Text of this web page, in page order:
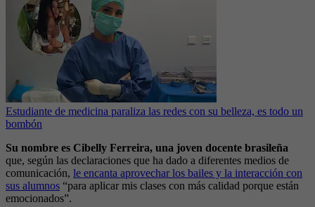
Estudiante de medicina paraliza las redes con su belleza, es todo un
bombón
Su nombre es Cibelly Ferreira, una joven docente brasileña
que, según las declaraciones que ha dado a diferentes medios de
comunicación, le encanta aprovechar los bailes y la interacción con
sus alumnos “para aplicar mis clases con más calidad porque están
emocionados”.